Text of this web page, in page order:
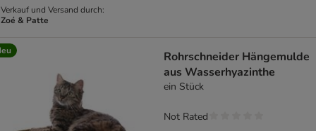
Verkauf und Versand durch:
Zoé & Patte
Rohrschneider Hängemulde
aus Wasserhyazinthe
ein Stück
Not Rated